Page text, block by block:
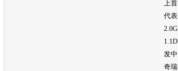
上
代
发
奇瑞